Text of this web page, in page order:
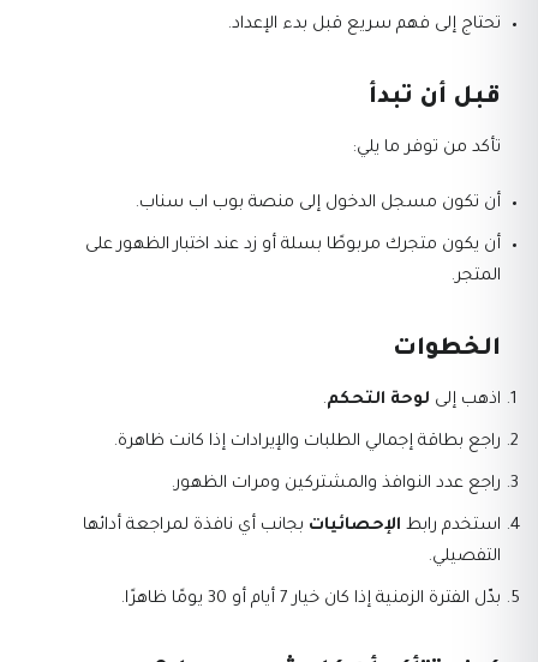
تحتاج إلى فهم سريع قبل بدء الإعداد.
قبل أن تبدأ
تأكد من توفر ما يلي:
أن تكون مسجل الدخول إلى منصة بوب اب سناب.
أن يكون متجرك مربوطًا بسلة أو زد عند اختبار الظهور على
المتجر.
الخطوات
اذهب إلى لوحة التحكم.
راجع بطاقة إجمالي الطلبات والإيرادات إذا كانت ظاهرة.
راجع عدد النوافذ والمشتركين ومرات الظهور.
استخدم رابط الإحصائيات بجانب أي نافذة لمراجعة أدائها
التفصيلي.
بدّل الفترة الزمنية إذا كان خيار 7 أيام أو 30 يومًا ظاهرًا.